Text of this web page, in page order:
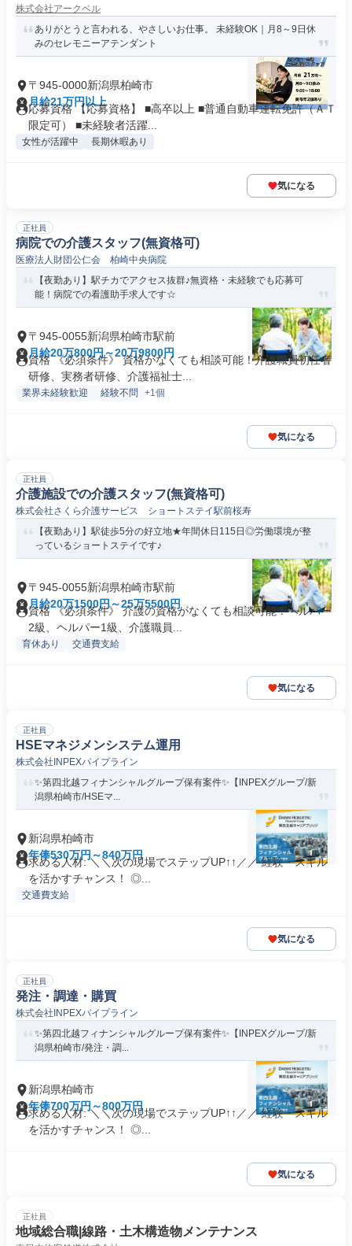
株式会社アークベル
ありがとうと言われる、やさしいお仕事。 未経験OK｜月8～9日休
みのセレモニーアテンダント
〒945-0000新潟県柏崎市
月給21万円以上
応募資格 【応募資格】 ■高卒以上 ■普通自動車運転免許（ＡＴ
限定可） ■未経験者活躍...
女性が活躍中 長期休暇あり
気になる
正社員
病院での介護スタッフ(無資格可)
医療法人財団公仁会 柏崎中央病院
【夜勤あり】駅チカでアクセス抜群♪無資格・未経験でも応募可
能！病院での看護助手求人です☆
〒945-0055新潟県柏崎市駅前
月給20万800円～20万9800円
資格 《必須条件》 資格がなくても相談可能！介護職員初任者
研修、実務者研修、介護福祉士...
業界未経験歓迎 経験不問 +1個
気になる
正社員
介護施設での介護スタッフ(無資格可)
株式会社さくら介護サービス ショートステイ駅前桜寿
【夜勤あり】駅徒歩5分の好立地★年間休日115日◎労働環境が整
っているショートステイです♪
〒945-0055新潟県柏崎市駅前
月給20万1500円～25万5500円
資格 《必須条件》 介護の資格がなくても相談可能！ヘルパー
2級、ヘルパー1級、介護職員...
育休あり 交通費支給
気になる
正社員
HSEマネジメンシステム運用
株式会社INPEXパイプライン
✨️第四北越フィナンシャルグループ保有案件✨️【INPEXグループ/新
潟県柏崎市/HSEマ...
新潟県柏崎市
年俸530万円～840万円
求める人材: ＼＼次の現場でステップUP↑↑／／ 経験・スキル
を活かすチャンス！ ◎...
交通費支給
気になる
正社員
発注・調達・購買
株式会社INPEXパイプライン
✨️第四北越フィナンシャルグループ保有案件✨️【INPEXグループ/新
潟県柏崎市/発注・調...
新潟県柏崎市
年俸700万円～800万円
求める人材: ＼＼次の現場でステップUP↑↑／／ 経験・スキル
を活かすチャンス！ ◎...
気になる
正社員
地域総合職|線路・土木構造物メンテナンス